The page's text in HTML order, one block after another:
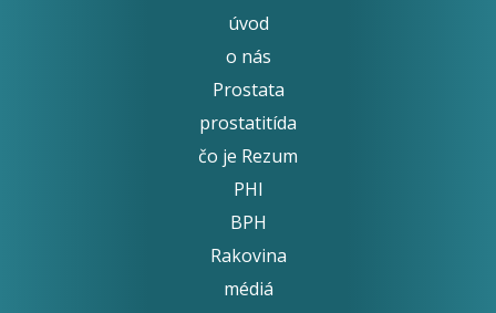
úvod
o nás
Prostata
prostatitída
čo je Rezum
PHI
BPH
Rakovina
médiá